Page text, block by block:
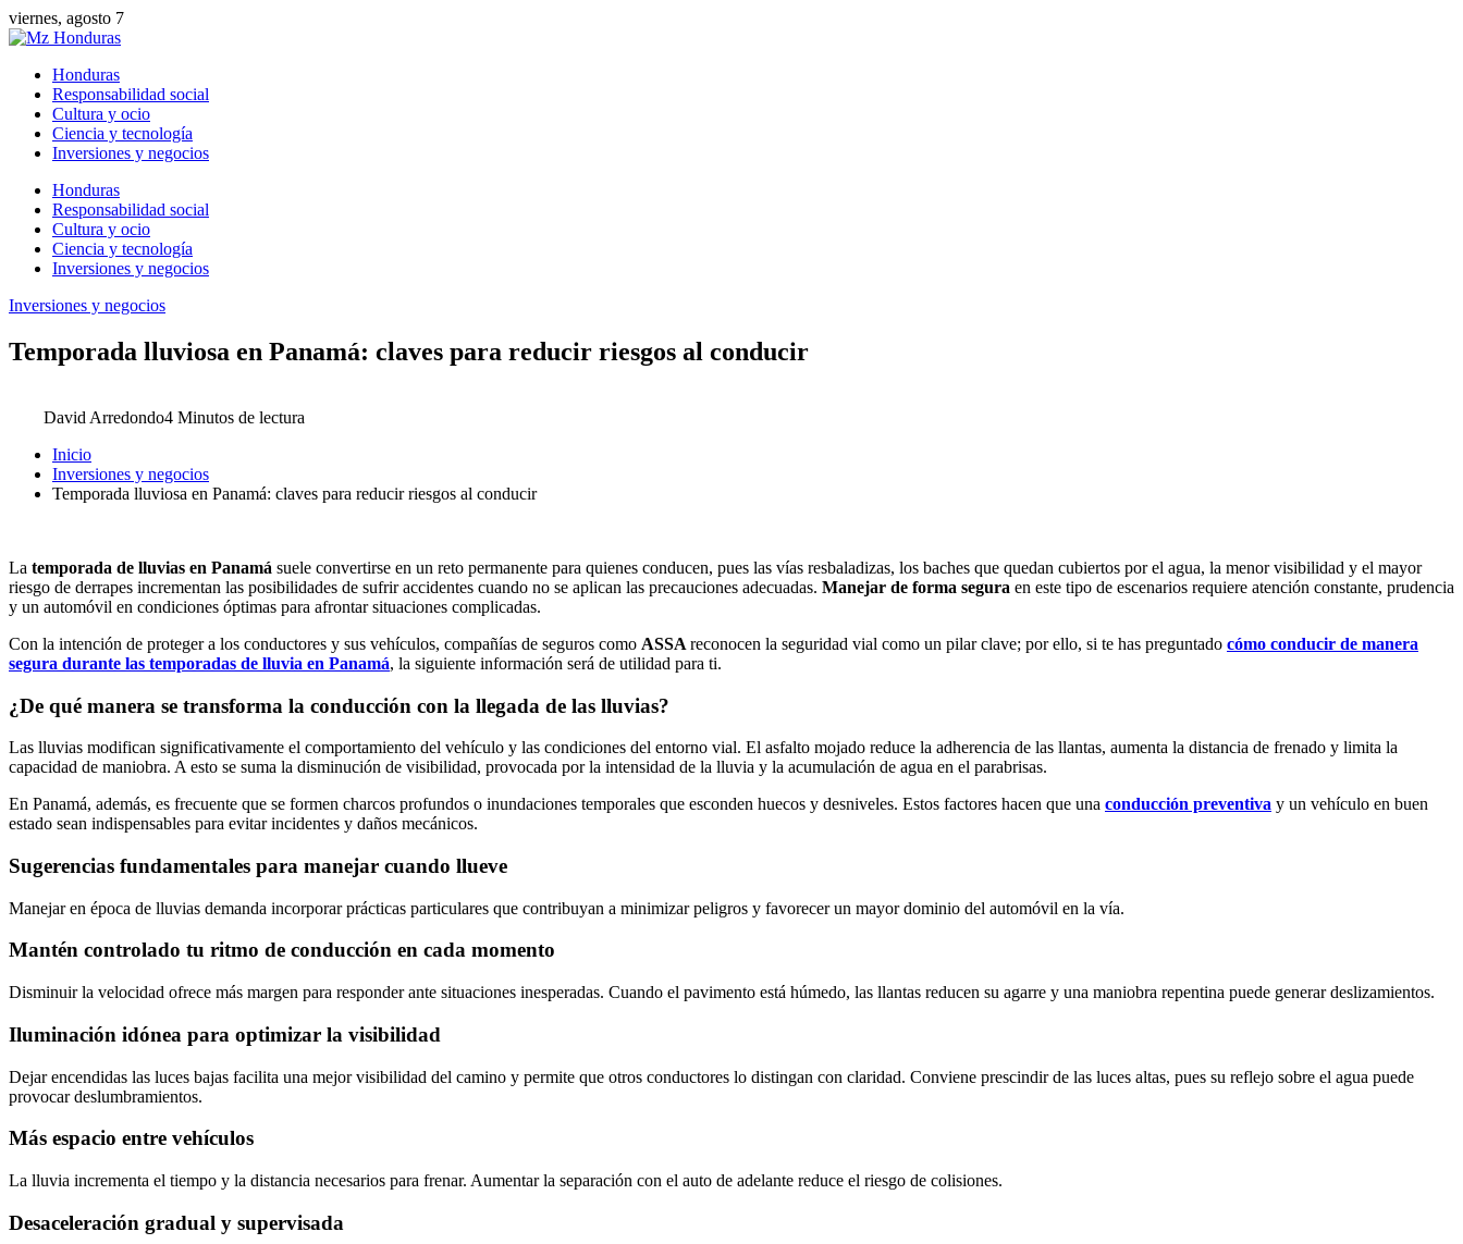
viernes, agosto 7
Honduras
Responsabilidad social
Cultura y ocio
Ciencia y tecnología
Inversiones y negocios
Honduras
Responsabilidad social
Cultura y ocio
Ciencia y tecnología
Inversiones y negocios
Inversiones y negocios
Temporada lluviosa en Panamá: claves para reducir riesgos al conducir
David Arredondo4 Minutos de lectura
Inicio
Inversiones y negocios
Temporada lluviosa en Panamá: claves para reducir riesgos al conducir
La temporada de lluvias en Panamá suele convertirse en un reto permanente para quienes conducen, pues las vías resbaladizas, los baches que quedan cubiertos por el agua, la menor visibilidad y el mayor
riesgo de derrapes incrementan las posibilidades de sufrir accidentes cuando no se aplican las precauciones adecuadas. Manejar de forma segura en este tipo de escenarios requiere atención constante, prudencia
y un automóvil en condiciones óptimas para afrontar situaciones complicadas.
Con la intención de proteger a los conductores y sus vehículos, compañías de seguros como ASSA reconocen la seguridad vial como un pilar clave; por ello, si te has preguntado cómo conducir de manera
segura durante las temporadas de lluvia en Panamá, la siguiente información será de utilidad para ti.
¿De qué manera se transforma la conducción con la llegada de las lluvias?
Las lluvias modifican significativamente el comportamiento del vehículo y las condiciones del entorno vial. El asfalto mojado reduce la adherencia de las llantas, aumenta la distancia de frenado y limita la
capacidad de maniobra. A esto se suma la disminución de visibilidad, provocada por la intensidad de la lluvia y la acumulación de agua en el parabrisas.
En Panamá, además, es frecuente que se formen charcos profundos o inundaciones temporales que esconden huecos y desniveles. Estos factores hacen que una conducción preventiva y un vehículo en buen
estado sean indispensables para evitar incidentes y daños mecánicos.
Sugerencias fundamentales para manejar cuando llueve
Manejar en época de lluvias demanda incorporar prácticas particulares que contribuyan a minimizar peligros y favorecer un mayor dominio del automóvil en la vía.
Mantén controlado tu ritmo de conducción en cada momento
Disminuir la velocidad ofrece más margen para responder ante situaciones inesperadas. Cuando el pavimento está húmedo, las llantas reducen su agarre y una maniobra repentina puede generar deslizamientos.
Iluminación idónea para optimizar la visibilidad
Dejar encendidas las luces bajas facilita una mejor visibilidad del camino y permite que otros conductores lo distingan con claridad. Conviene prescindir de las luces altas, pues su reflejo sobre el agua puede
provocar deslumbramientos.
Más espacio entre vehículos
La lluvia incrementa el tiempo y la distancia necesarios para frenar. Aumentar la separación con el auto de adelante reduce el riesgo de colisiones.
Desaceleración gradual y supervisada